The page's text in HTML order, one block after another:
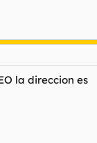
la direccion es